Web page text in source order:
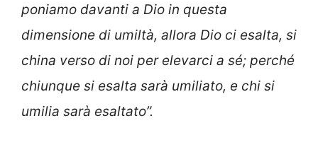
poniamo davanti a Dio in questa
dimensione di umiltà, allora Dio ci esalta, si
china verso di noi per elevarci a sé; perché
chiunque si esalta sarà umiliato, e chi si
umilia sarà esaltato”.